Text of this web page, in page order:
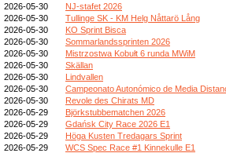
2026-05-30
NJ-stafet 2026
2026-05-30
Tullinge SK - KM Helg Nåttarö Lång
2026-05-30
KO Sprint Bisca
2026-05-30
Sommarlandssprinten 2026
2026-05-30
Mistrzostwa Kobułt 6 runda MWiM
2026-05-30
Skällan
2026-05-30
Lindvallen
2026-05-30
Campeonato Autonómico de Media
2026-05-30
Revole des Chirats MD
2026-05-29
Björkstubbematchen 2026
2026-05-29
Gdańsk City Race 2026 E1
2026-05-29
Höga Kusten Tredagars Sprint
2026-05-29
WCS Spec Race #1 Kinnekulle E1